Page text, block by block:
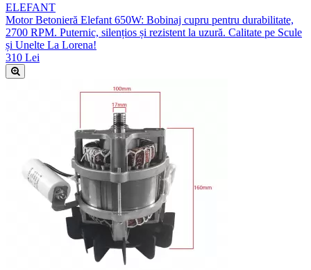
ELEFANT
Motor Betonieră Elefant 650W: Bobinaj cupru pentru durabilitate,
2700 RPM. Puternic, silențios și rezistent la uzură. Calitate pe Scule
și Unelte La Lorena!
310 Lei